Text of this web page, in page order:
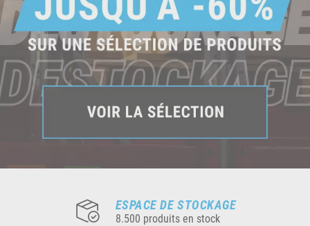
ESPACE DE STOCKAGE
8.500 produits en stock